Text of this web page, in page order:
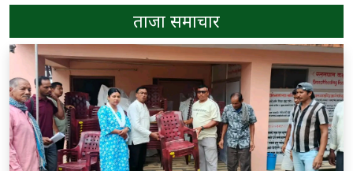
ताजा समाचार